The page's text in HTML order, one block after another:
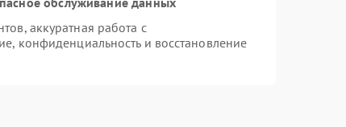
аккуратная работа с
конфиденциальность и восстановление